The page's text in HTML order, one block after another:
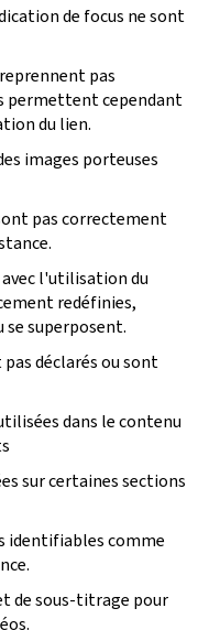
de focus ne sont
pas
permettent cependant
du lien.
images porteuses
pas correctement
l'utilisation du
redéfinies,
superposent.
déclarés ou sont
dans le contenu
sur certaines sections
identifiables comme
de sous-titrage pour